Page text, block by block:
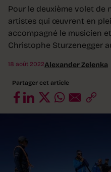
Pour le deuxième volet de
artistes qui œuvrent en
accompagné le musicien
Christophe Sturzenegger
18 août 2022Alexander Zelenka
Partager cet article